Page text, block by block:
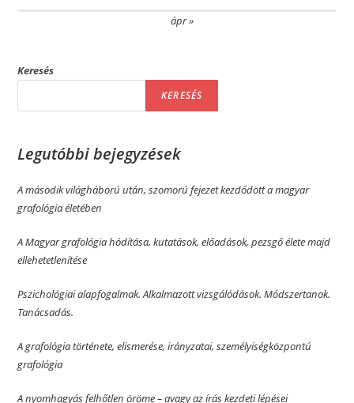
ápr »
Keresés
KERESÉS
Legutóbbi bejegyzések
A második világháború után, szomorú fejezet kezdődött a magyar
grafológia életében
A Magyar grafológia hódítása, kutatások, előadások, pezsgő élete majd
ellehetetlenítése
Pszichológiai alapfogalmak. Alkalmazott vizsgálódások. Módszertanok.
Tanácsadás.
A grafológia története, elismerése, irányzatai, személyiségközpontú
grafológia
A nyomhagyás felhőtlen öröme­­ – avagy az írás kezdeti lépései